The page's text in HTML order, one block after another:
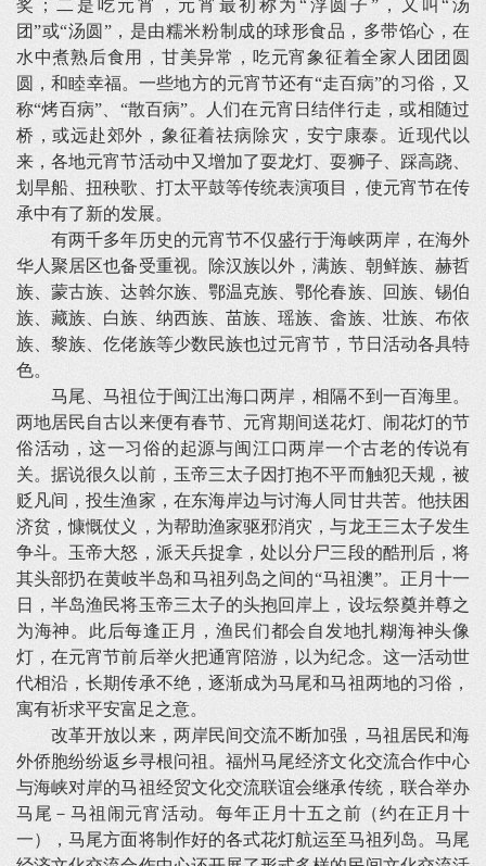
奖；二是吃元宵，元宵最初称为“浮圆子”，又叫“汤
团”或“汤圆”，是由糯米粉制成的球形食品，多带馅心，在
水中煮熟后食用，甘美异常，吃元宵象征着全家人团团圆
圆，和睦幸福。一些地方的元宵节还有“走百病”的习俗，又
称“烤百病”、“散百病”。人们在元宵日结伴行走，或相随过
桥，或远赴郊外，象征着祛病除灾，安宁康泰。近现代以
来，各地元宵节活动中又增加了耍龙灯、耍狮子、踩高跷、
划旱船、扭秧歌、打太平鼓等传统表演项目，使元宵节在传
承中有了新的发展。
有两千多年历史的元宵节不仅盛行于海峡两岸，在海外
华人聚居区也备受重视。除汉族以外，满族、朝鲜族、赫哲
族、蒙古族、达斡尔族、鄂温克族、鄂伦春族、回族、锡伯
族、藏族、白族、纳西族、苗族、瑶族、畲族、壮族、布依
族、黎族、仡佬族等少数民族也过元宵节，节日活动各具特
色。
马尾、马祖位于闽江出海口两岸，相隔不到一百海里。
两地居民自古以来便有春节、元宵期间送花灯、闹花灯的节
俗活动，这一习俗的起源与闽江口两岸一个古老的传说有
关。据说很久以前，玉帝三太子因打抱不平而触犯天规，被
贬凡间，投生渔家，在东海岸边与讨海人同甘共苦。他扶困
济贫，慷慨仗义，为帮助渔家驱邪消灾，与龙王三太子发生
争斗。玉帝大怒，派天兵捉拿，处以分尸三段的酷刑后，将
其头部扔在黄岐半岛和马祖列岛之间的“马祖澳”。正月十一
日，半岛渔民将玉帝三太子的头抱回岸上，设坛祭奠并尊之
为海神。此后每逢正月，渔民们都会自发地扎糊海神头像
灯，在元宵节前后举火把通宵陪游，以为纪念。这一活动世
代相沿，长期传承不绝，逐渐成为马尾和马祖两地的习俗，
寓有祈求平安富足之意。
改革开放以来，两岸民间交流不断加强，马祖居民和海
外侨胞纷纷返乡寻根问祖。福州马尾经济文化交流合作中心
与海峡对岸的马祖经贸文化交流联谊会继承传统，联合举办
马尾－马祖闹元宵活动。每年正月十五之前（约在正月十
一），马尾方面将制作好的各式花灯航运至马祖列岛。马尾